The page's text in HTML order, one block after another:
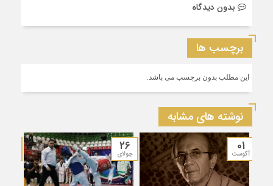
بدون دیدگاه
برچسب ها
این مطلب بدون برچسب می باشد.
نوشته های مشابه
01
آگوست 26
جولای